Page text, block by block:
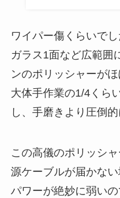
ワイパー傷くらいで
ガラス1面など広範囲
ンのポリッシャーがほ
大体手作業の1/4くら
し、手磨きより圧倒
この高儀のポリッシ
源ケーブルが届かない
パワーが絶妙に弱い